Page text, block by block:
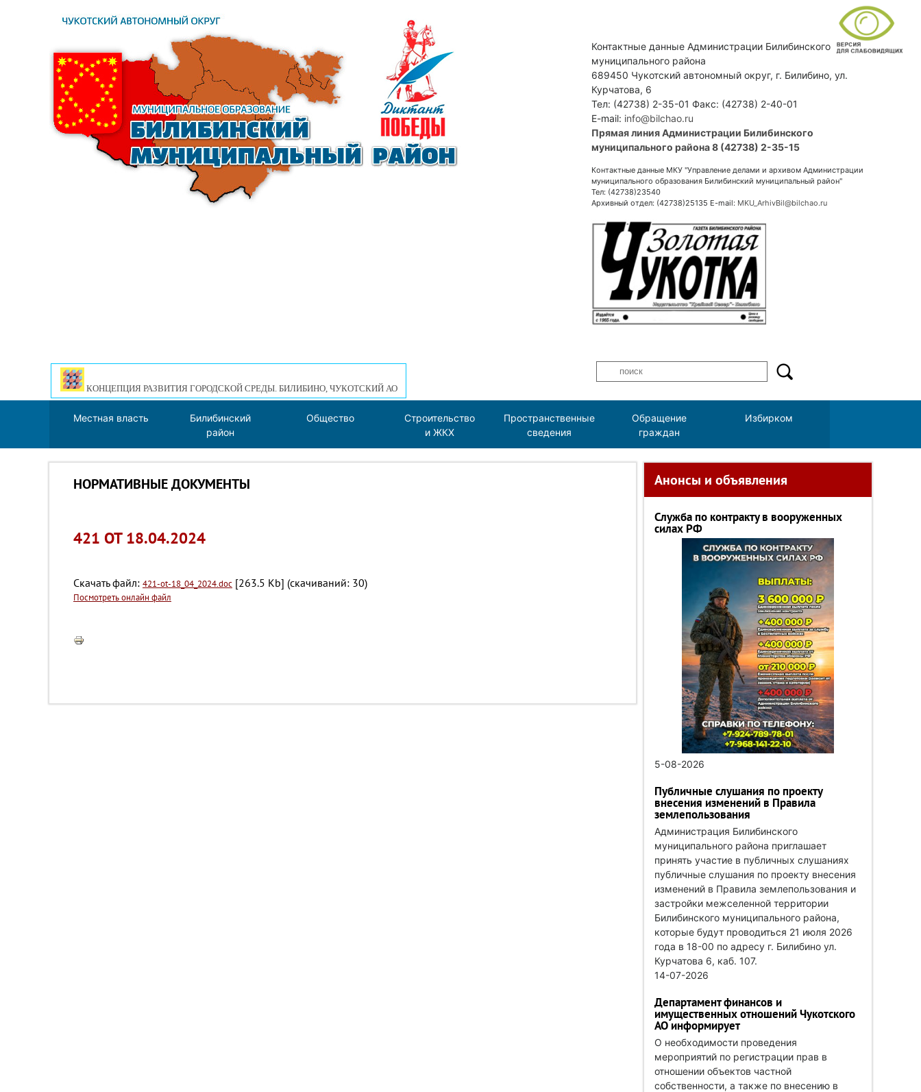
Контактные данные Администрации Билибинского
муниципального района
689450 Чукотский автономный округ, г. Билибино, ул.
Курчатова, 6
Тел: (42738) 2-35-01 Факс: (42738) 2-40-01
E-mail: info@bilchao.ru
Прямая линия Администрации Билибинского
муниципального района 8 (42738) 2-35-15
Контактные данные МКУ "Управление делами и архивом Администрации
муниципального образования Билибинский муниципальный район"
Тел: (42738)23540
Архивный отдел: (42738)25135 E-mail: MKU_ArhivBil@bilchao.ru
КОНЦЕПЦИЯ РАЗВИТИЯ ГОРОДСКОЙ СРЕДЫ. БИЛИБИНО, ЧУКОТСКИЙ АО
Местная власть
Билибинский
район
Общество
Строительство
и ЖКХ
Пространственные
сведения
Обращение
граждан
Избирком
НОРМАТИВНЫЕ ДОКУМЕНТЫ
421 ОТ 18.04.2024
Скачать файл: 421-ot-18_04_2024.doc [263.5 Kb] (cкачиваний: 30)
Посмотреть онлайн файл
Анонсы и объявления
Служба по контракту в вооруженных
силах РФ
5-08-2026
Публичные слушания по проекту
внесения изменений в Правила
землепользования
Администрация Билибинского
муниципального района приглашает
принять участие в публичных слушаниях
публичные слушания по проекту внесения
изменений в Правила землепользования и
застройки межселенной территории
Билибинского муниципального района,
которые будут проводиться 21 июля 2026
года в 18-00 по адресу г. Билибино ул.
Курчатова 6, каб. 107.
14-07-2026
Департамент финансов и
имущественных отношений Чукотского
АО информирует
О необходимости проведения
мероприятий по регистрации прав в
отношении объектов частной
собственности, а также по внесению в